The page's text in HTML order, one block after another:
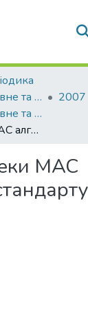
Правове, нормативне та метрологічне забезпечення системи захисту інформації в Україні
2007
Правове, нормативне та метрологічне забезпечення системи захисту інформації в Україні: науково-технічний збірник, Вип. 1(14)
Аналіз безпеки МАС алгоритмів стандарту ISO/IEC 9797-2
МАС